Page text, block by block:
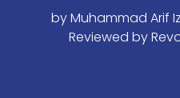
byMuhammad Arif
Reviewed by